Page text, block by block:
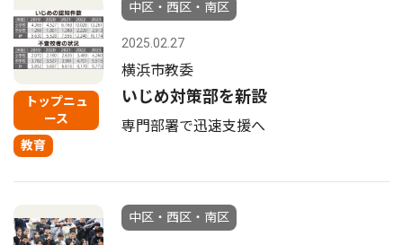
トップニュ
ース
教育
中区・西区・南区
2025.02.27
横浜市教委
いじめ対策部を新設
専門部署で迅速支援へ
中区・西区・南区